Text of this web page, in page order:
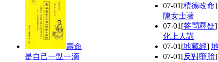
壽命
是自己一點一滴
07-01 [積德改命
陳女士著
07-01 [答問釋疑
化上人講
07-01 [地藏經]
07-01 [反對墮胎